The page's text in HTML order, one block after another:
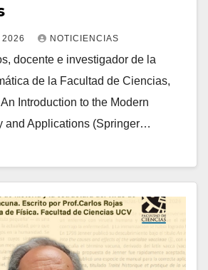
NOTICIENCIAS
docente e investigador de la
de la Facultad de Ciencias,
Introduction to the Modern
and Applications (Springer…